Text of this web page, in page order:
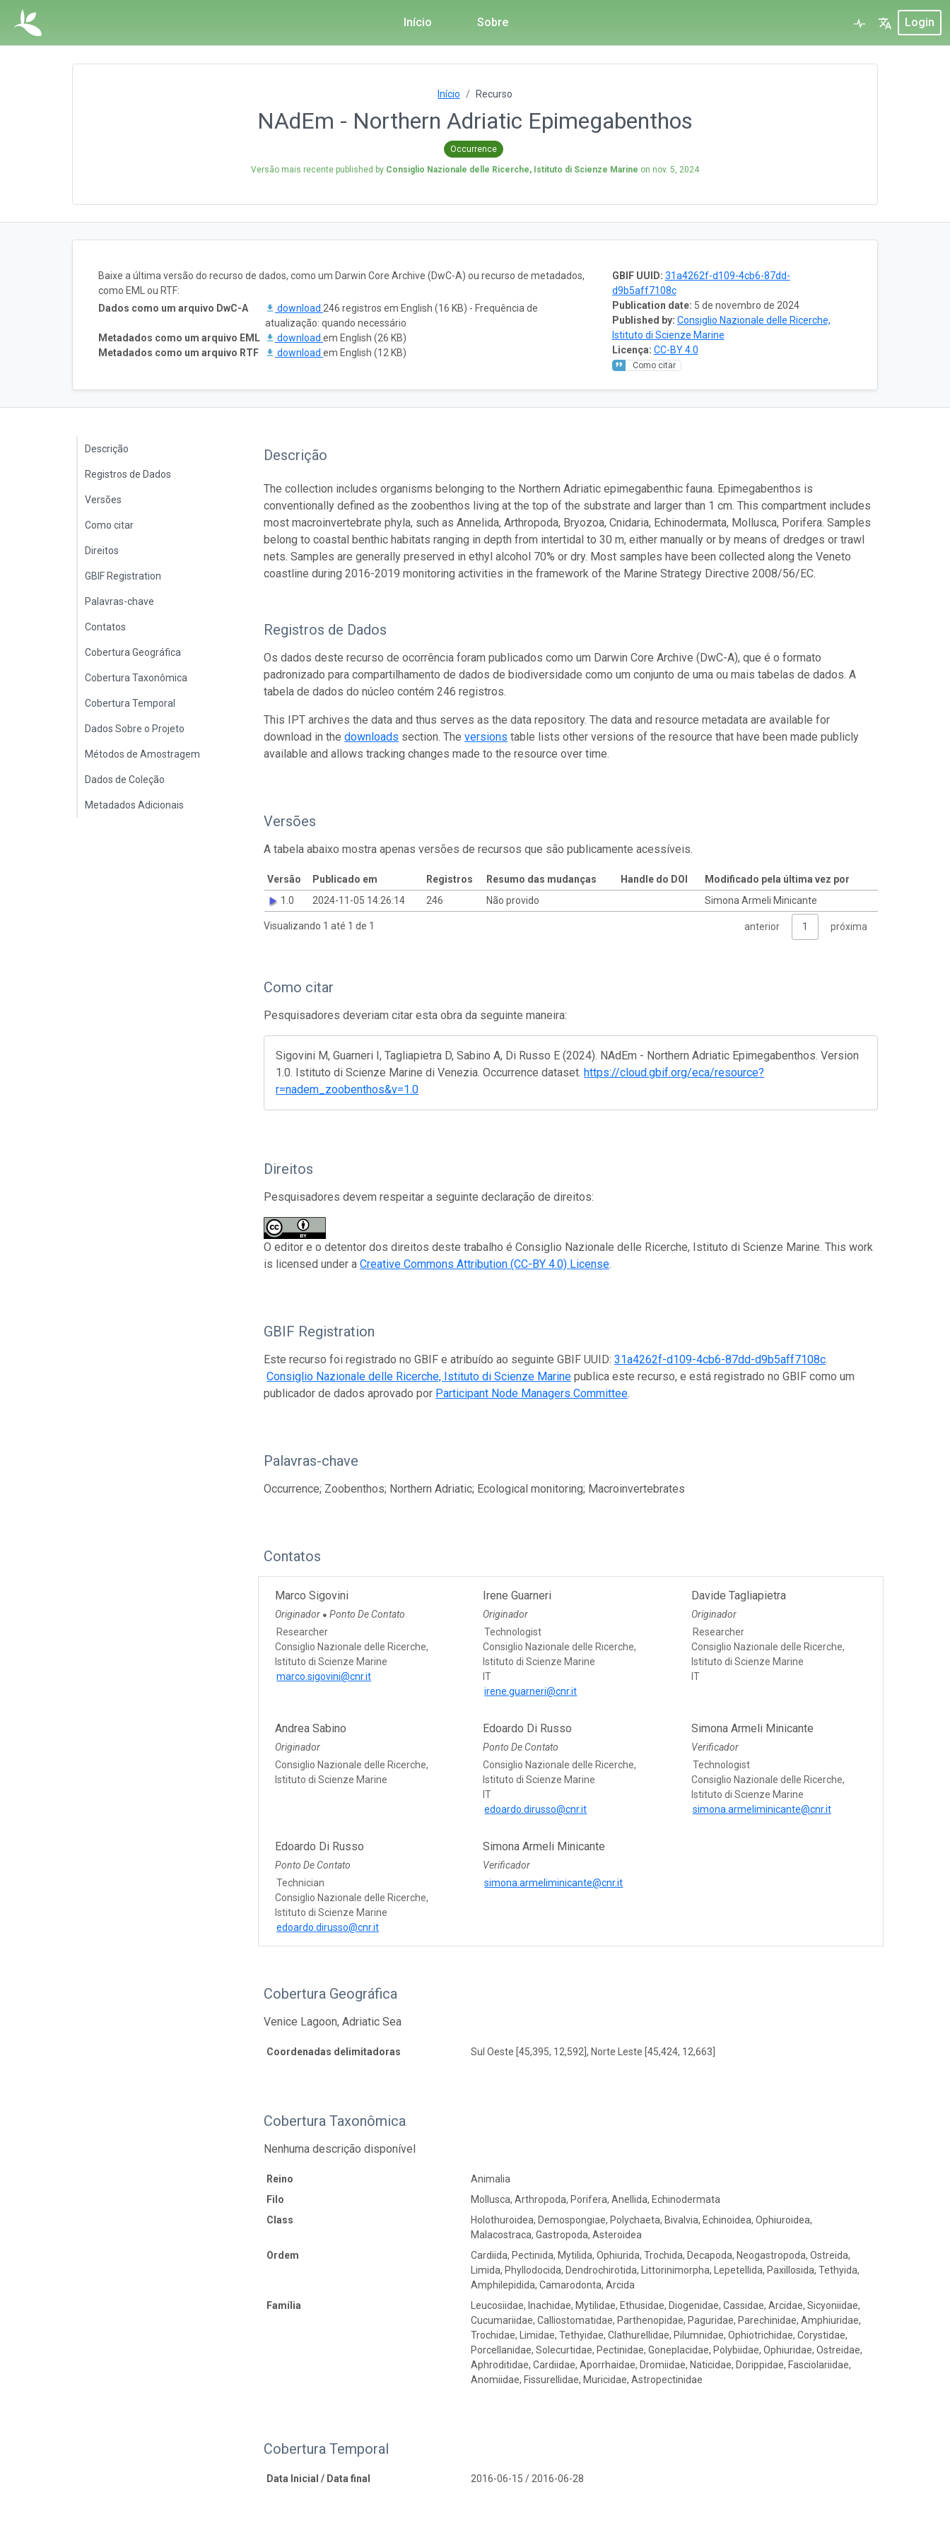
Início Sobre Login
Início Recurso
NAdEm - Northern Adriatic Epimegabenthos
Occurrence
Versão mais recente published by Consiglio Nazionale delle Ricerche, Istituto di Scienze Marine on nov. 5, 2024
GBIF UUID: 31a4262f-d109-4cb6-87dd-
d9b5aff7108c
Publication date: 5 de novembro de 2024
Published by: Consiglio Nazionale delle Ricerche,
Istituto di Scienze Marine
Licença: CC-BY 4.0
Como citar
Baixe a última versão do recurso de dados, como um Darwin Core Archive (DwC-A) ou recurso de metadados,
como EML ou RTF:
Dados como um arquivo DwC-A
download 246 registros em English (16 KB) - Frequência de
atualização: quando necessário
Metadados como um arquivo EML
download em English (26 KB)
Metadados como um arquivo RTF
download em English (12 KB)
Descrição
Registros de Dados
Versões
Como citar
Direitos
GBIF Registration
Palavras-chave
Contatos
Cobertura Geográfica
Cobertura Taxonômica
Cobertura Temporal
Dados Sobre o Projeto
Métodos de Amostragem
Dados de Coleção
Metadados Adicionais
Descrição
The collection includes organisms belonging to the Northern Adriatic epimegabenthic fauna. Epimegabenthos is
conventionally defined as the zoobenthos living at the top of the substrate and larger than 1 cm. This compartment includes
most macroinvertebrate phyla, such as Annelida, Arthropoda, Bryozoa, Cnidaria, Echinodermata, Mollusca, Porifera. Samples
belong to coastal benthic habitats ranging in depth from intertidal to 30 m, either manually or by means of dredges or trawl
nets. Samples are generally preserved in ethyl alcohol 70% or dry. Most samples have been collected along the Veneto
coastline during 2016-2019 monitoring activities in the framework of the Marine Strategy Directive 2008/56/EC.
Registros de Dados
Os dados deste recurso de ocorrência foram publicados como um Darwin Core Archive (DwC-A), que é o formato
padronizado para compartilhamento de dados de biodiversidade como um conjunto de uma ou mais tabelas de dados. A
tabela de dados do núcleo contém 246 registros.
This IPT archives the data and thus serves as the data repository. The data and resource metadata are available for
download in thedownloads section. Theversions table lists other versions of the resource that have been made publicly
available and allows tracking changes made to the resource over time.
Versões
A tabela abaixo mostra apenas versões de recursos que são publicamente acessíveis.
Versão Publicado em Registros Resumo das mudanças Handle do DOI
Modificado pela última vez por
1.0
2024-11-05 14:26:14 246 Não provido Simona Armeli Minicante
Visualizando 1 até 1 de 1 anterior 1 próxima
Como citar
Pesquisadores deveriam citar esta obra da seguinte maneira:
Sigovini M, Guarneri I, Tagliapietra D, Sabino A, Di Russo E (2024). NAdEm - Northern Adriatic Epimegabenthos. Version
1.0. Istituto di Scienze Marine di Venezia. Occurrence dataset. https://cloud.gbif.org/eca/resource?
r=nadem_zoobenthos&v=1.0
Direitos
Pesquisadores devem respeitar a seguinte declaração de direitos:
O editor e o detentor dos direitos deste trabalho é Consiglio Nazionale delle Ricerche, Istituto di Scienze Marine. This work
is licensed under aCreative Commons Attribution (CC-BY 4.0) License.
GBIF Registration
Este recurso foi registrado no GBIF e atribuído ao seguinte GBIF UUID:31a4262f-d109-4cb6-87dd-d9b5aff7108c.
Consiglio Nazionale delle Ricerche, Istituto di Scienze Marine publica este recurso, e está registrado no GBIF como um
publicador de dados aprovado por Participant Node Managers Committee.
Palavras-chave
Occurrence; Zoobenthos; Northern Adriatic; Ecological monitoring; Macroinvertebrates
Contatos
Marco Sigovini
Originador ● Ponto De Contato
Researcher
Consiglio Nazionale delle Ricerche,
Istituto di Scienze Marine
marco.sigovini@cnr.it
Irene Guarneri
Originador
Technologist
Consiglio Nazionale delle Ricerche,
Istituto di Scienze Marine
IT
irene.guarneri@cnr.it
Davide Tagliapietra
Originador
Researcher
Consiglio Nazionale delle Ricerche,
Istituto di Scienze Marine
IT
Andrea Sabino
Originador
Consiglio Nazionale delle Ricerche,
Istituto di Scienze Marine
Edoardo Di Russo
Ponto De Contato
Consiglio Nazionale delle Ricerche,
Istituto di Scienze Marine
IT
edoardo.dirusso@cnr.it
Simona Armeli Minicante
Verificador
Technologist
Consiglio Nazionale delle Ricerche,
Istituto di Scienze Marine
simona.armeliminicante@cnr.it
Edoardo Di Russo
Ponto De Contato
Technician
Consiglio Nazionale delle Ricerche,
Istituto di Scienze Marine
edoardo.dirusso@cnr.it
Simona Armeli Minicante
Verificador
simona.armeliminicante@cnr.it
Cobertura Geográfica
Venice Lagoon, Adriatic Sea
Coordenadas delimitadoras Sul Oeste [45,395, 12,592], Norte Leste [45,424, 12,663]
Cobertura Taxonômica
Nenhuma descrição disponível
Reino
Animalia
Filo
Mollusca, Arthropoda, Porifera, Anellida, Echinodermata
Class
Holothuroidea, Demospongiae, Polychaeta, Bivalvia, Echinoidea, Ophiuroidea,
Malacostraca, Gastropoda, Asteroidea
Ordem
Cardiida, Pectinida, Mytilida, Ophiurida, Trochida, Decapoda, Neogastropoda, Ostreida,
Limida, Phyllodocida, Dendrochirotida, Littorinimorpha, Lepetellida, Paxillosida, Tethyida,
Amphilepidida, Camarodonta, Arcida
Família
Leucosiidae, Inachidae, Mytilidae, Ethusidae, Diogenidae, Cassidae, Arcidae, Sicyoniidae,
Cucumariidae, Calliostomatidae, Parthenopidae, Paguridae, Parechinidae, Amphiuridae,
Trochidae, Limidae, Tethyidae, Clathurellidae, Pilumnidae, Ophiotrichidae, Corystidae,
Porcellanidae, Solecurtidae, Pectinidae, Goneplacidae, Polybiidae, Ophiuridae, Ostreidae,
Aphroditidae, Cardiidae, Aporrhaidae, Dromiidae, Naticidae, Dorippidae, Fasciolariidae,
Anomiidae, Fissurellidae, Muricidae, Astropectinidae
Cobertura Temporal
Data Inicial / Data final 2016-06-15 / 2016-06-28